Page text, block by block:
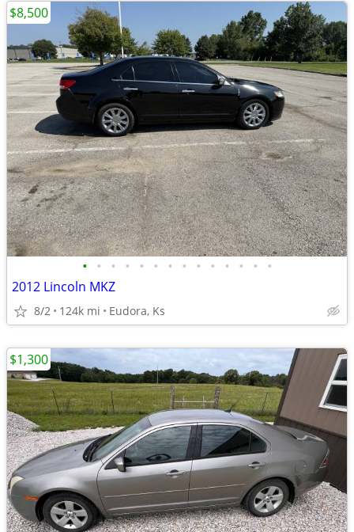
• • • • • • • • • • • • • •
2012 Lincoln MKZ
8/2 124k mi Eudora, Ks
$8,500
$1,300